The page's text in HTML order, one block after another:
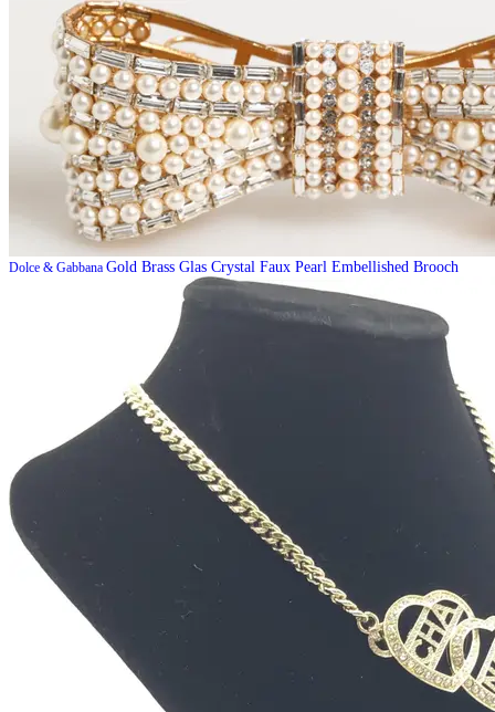
Dolce & Gabbana Gold Brass Glas Crystal Faux Pearl Embellished Brooch